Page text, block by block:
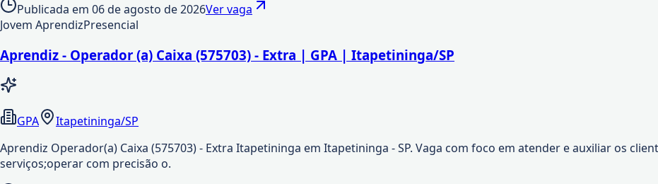
Publicada em 06 de agosto de 2026Ver vaga
Jovem AprendizPresencial
Aprendiz - Operador (a) Caixa (575703) - Extra | GPA | Itapetininga/SP
GPA
Itapetininga/SP
Aprendiz Operador(a) Caixa (575703) - Extra Itapetininga em Itapetininga - SP. Vaga com foco em atender e auxiliar os
serviços;operar com precisão o.